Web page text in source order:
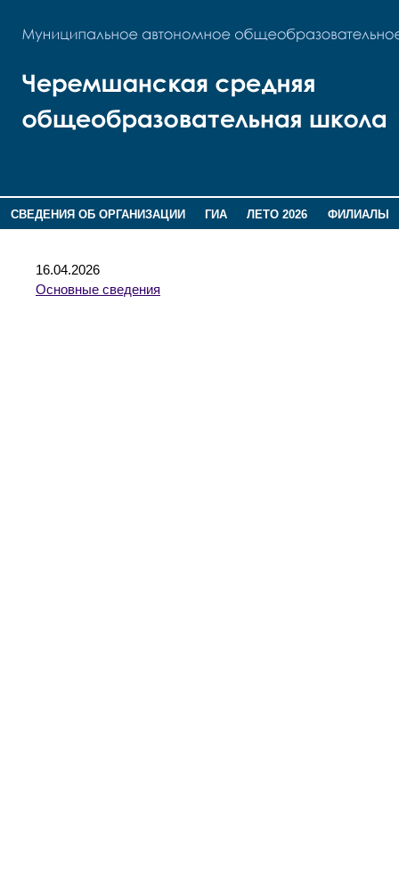
СВЕДЕНИЯ ОБ ОРГАНИЗАЦИИ ГИА ЛЕТО 2026
ФИЛИАЛЫ
16.04.2026
Основные сведения